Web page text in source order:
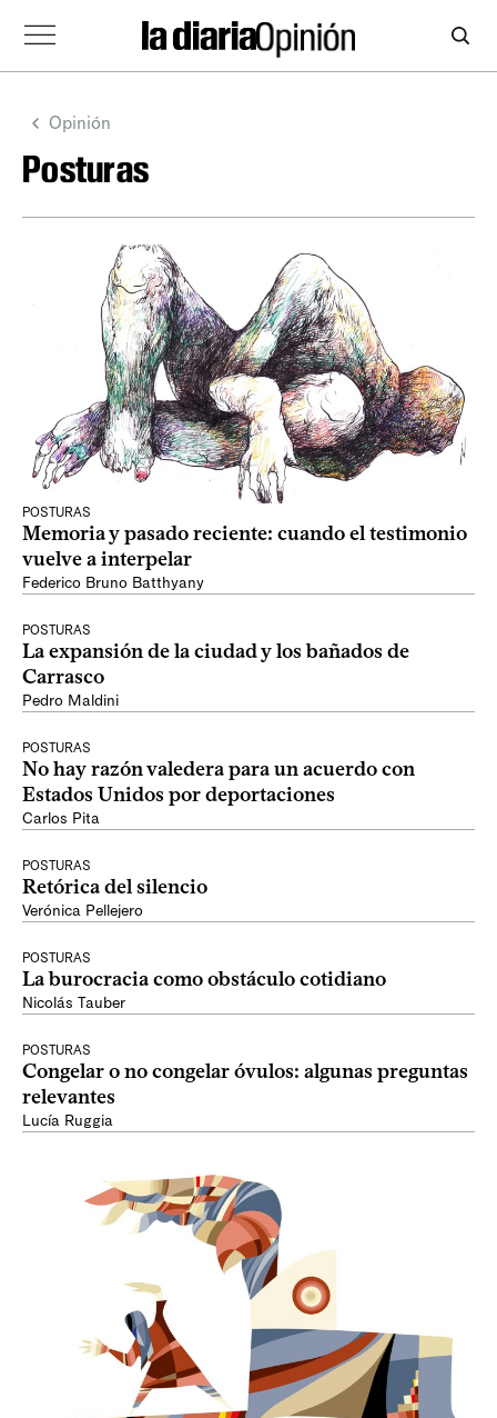
Opinión
Posturas
POSTURAS
Memoria y pasado reciente: cuando el testimonio
vuelve a interpelar
Federico Bruno Batthyany
POSTURAS
La expansión de la ciudad y los bañados de
Carrasco
Pedro Maldini
POSTURAS
No hay razón valedera para un acuerdo con
Estados Unidos por deportaciones
Carlos Pita
POSTURAS
Retórica del silencio
Verónica Pellejero
POSTURAS
La burocracia como obstáculo cotidiano
Nicolás Tauber
POSTURAS
Congelar o no congelar óvulos: algunas preguntas
relevantes
Lucía Ruggia